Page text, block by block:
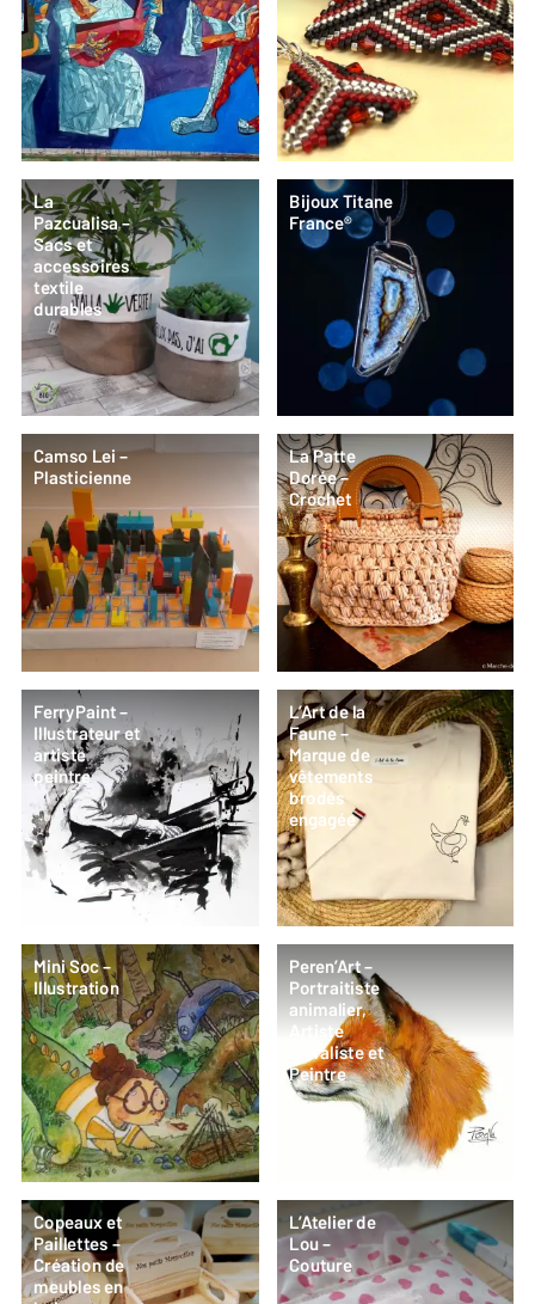
La
Pazcualisa –
Sacs et
accessoires
textile
durables
Bijoux Titane
France®
Camso Lei –
Plasticienne
La Patte
Dorée –
Crochet
FerryPaint –
Illustrateur et
artiste
peintre
L’Art de la
Faune –
Marque de
vêtements
brodés
engagée
Mini Soc –
Illustration
Peren’Art –
Portraitiste
animalier,
Artiste
muraliste et
Peintre
Copeaux et
Paillettes –
Création de
meubles en
L’Atelier de
Lou –
Couture